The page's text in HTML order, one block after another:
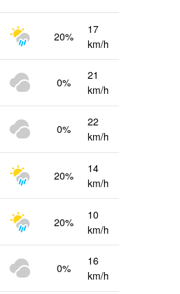
20%
17
km/h
0%
21
km/h
0%
22
km/h
20%
14
km/h
20%
10
km/h
0%
16
km/h